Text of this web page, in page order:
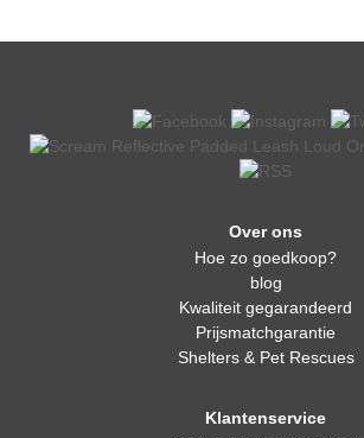
Over ons
Hoe zo goedkoop?
blog
Kwaliteit gegarandeerd
Prijsmatchgarantie
Shelters & Pet Rescues
Klantenservice